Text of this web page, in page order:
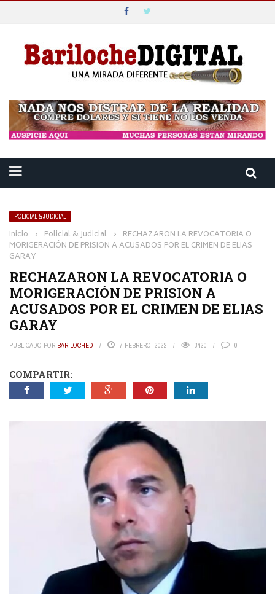
POLICIAL & JUDICIAL
Inicio › Policial & Judicial › RECHAZARON LA REVOCATORIA O
MORIGERACIÓN DE PRISION A ACUSADOS POR EL CRIMEN DE ELIAS
GARAY
RECHAZARON LA REVOCATORIA O
MORIGERACIÓN DE PRISION A
ACUSADOS POR EL CRIMEN DE ELIAS
GARAY
PUBLICADO POR BARILOCHED 7 FEBRERO, 2022 3420 0
COMPARTIR: